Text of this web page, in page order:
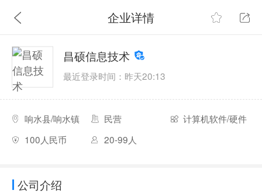
企业详情
昌硕信息技术
最近登录时间：昨天20:13
响水县/响水镇 民营
计算机软件/硬件
100人民币
20-99人
公司介绍